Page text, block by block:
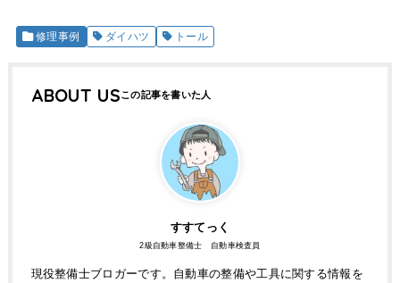
修理事例 ダイハツ トール
ABOUT US
すすてっく
2級自動車整備士 自動車検査員
現役整備士ブロガーです。自動車の整備や工具に関する情報を